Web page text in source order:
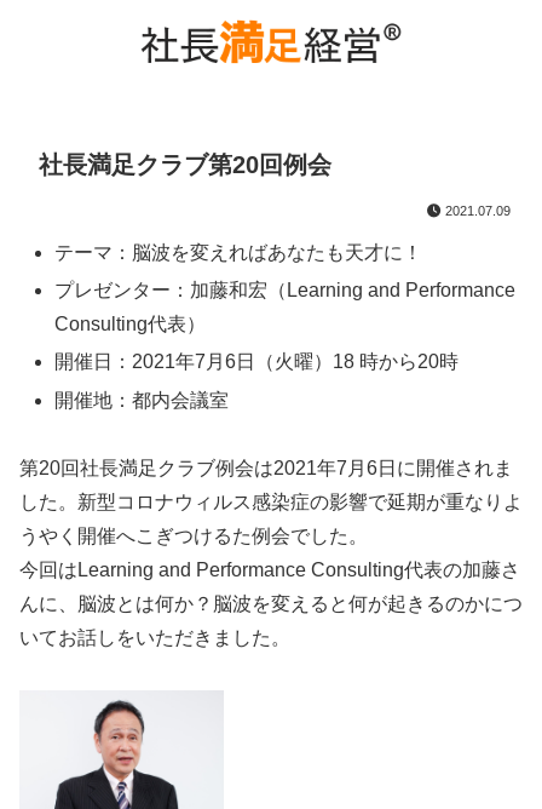
社長満足クラブ第20回例会
2021.07.09
テーマ：脳波を変えればあなたも天才に！
プレゼンター：加藤和宏（Learning and Performance
Consulting代表）
開催日：2021年7月6日（火曜）18 時から20時
開催地：都内会議室
第20回社長満足クラブ例会は2021年7月6日に開催されま
した。新型コロナウィルス感染症の影響で延期が重なりよ
うやく開催へこぎつけるた例会でした。
今回はLearning and Performance Consulting代表の加藤さ
んに、脳波とは何か？脳波を変えると何が起きるのかにつ
いてお話しをいただきました。